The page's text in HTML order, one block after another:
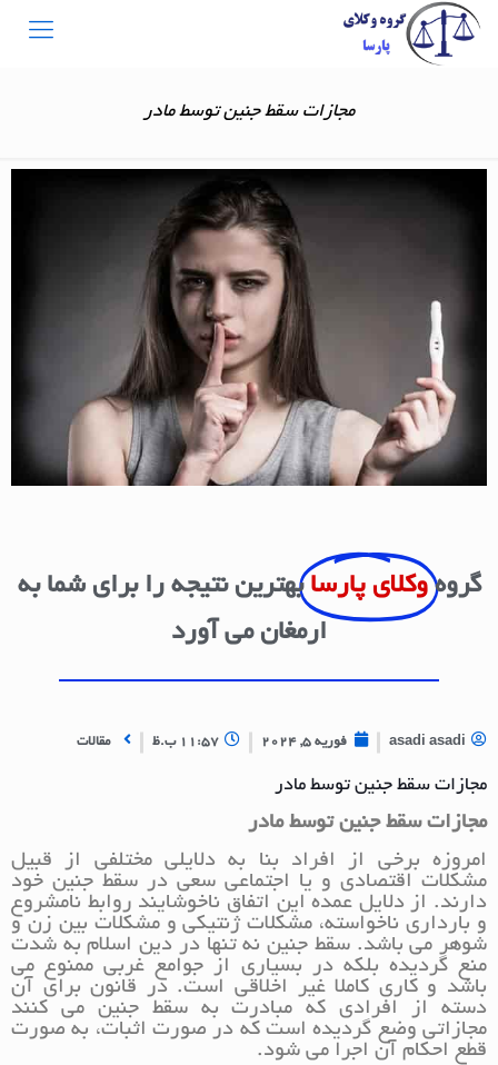
مجازات سقط جنین توسط مادر
گروه وکلای پارسا بهترین نتیجه را برای شما به
ارمغان می آورد
asadi asadi فوریه 5, 2024 11:57 ب.ظ مقالات
مجازات سقط جنین توسط مادر
مجازات سقط جنین توسط مادر
امروزه برخی از افراد بنا به دلایلی مختلفی از قبیل
مشکلات اقتصادی و یا اجتماعی سعی در سقط جنین خود
دارند. از دلایل عمده این اتفاق ناخوشایند روابط نامشروع
و بارداری ناخواسته، مشکلات ژنتیکی و مشکلات بین زن و
شوهر می باشد. سقط جنین نه تنها در دین اسلام به شدت
منع گردیده بلکه در بسیاری از جوامع غربی ممنوع می
باشد و کاری کاملا غیر اخلاقی است. در قانون برای آن
دسته از افرادی که مبادرت به سقط جنین می کنند
مجازاتی وضع گردیده است که در صورت اثبات، به صورت
قطع احکام آن اجرا می شود.